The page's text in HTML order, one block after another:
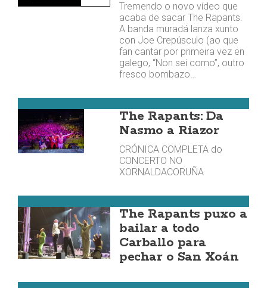
Tremendo o novo vídeo que
acaba de sacar The Rapants.
A banda muradá lanza xunto
con Joe Crepúsculo (ao que
fan cantar por primeira vez en
galego, “Non sei como”, outro
fresco bombazo…
The Rapants: Da
Nasmo a Riazor
CRÓNICA COMPLETA do
CONCERTO NO
XORNALDACORUÑA
The Rapants puxo a
bailar a todo
Carballo para
pechar o San Xoán